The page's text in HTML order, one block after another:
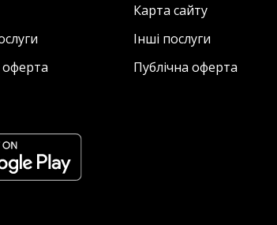
Карта сайту
Інші послуги
оферта
Публічна оферта